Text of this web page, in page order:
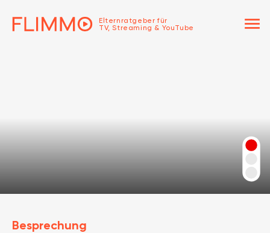
Elternratgeber für
TV, Streaming & YouTube
menu
Besprechung